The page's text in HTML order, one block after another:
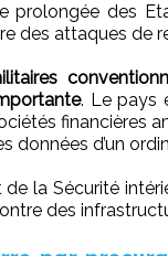
prolongée des
des attaques de
. Le pays
financières
données d’un
la Sécurité
des